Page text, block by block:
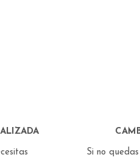
Si no